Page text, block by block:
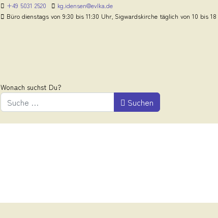
+49 5031 2520
kg.idensen@evlka.de
Büro dienstags von 9:30 bis 11:30 Uhr, Sigwardskirche täglich von 10 bis
Wonach suchst Du?
Suchen